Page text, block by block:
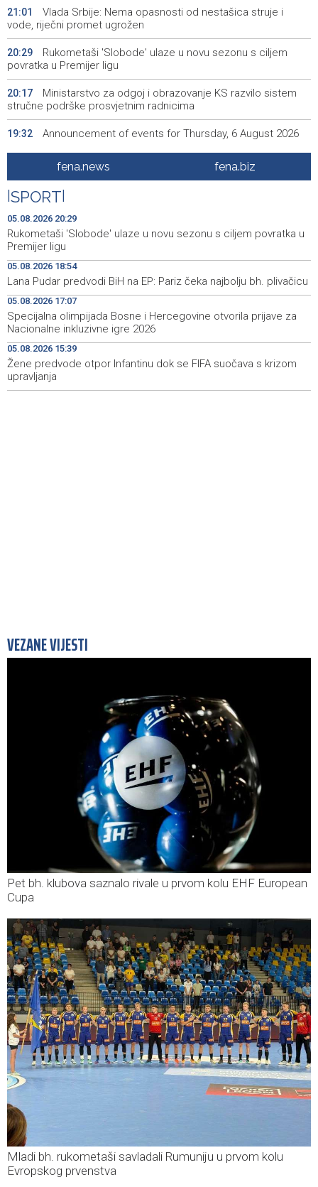
21:01
Vlada Srbije: Nema opasnosti od nestašica struje i
vode, riječni promet ugrožen
20:29
Rukometaši 'Slobode' ulaze u novu sezonu s ciljem
povratka u Premijer ligu
20:17
Ministarstvo za odgoj i obrazovanje KS razvilo sistem
stručne podrške prosvjetnim radnicima
19:32 Announcement of events for Thursday, 6 August 2026
Rise in electric scooter injuries among children; Biloš:
Head and facial injuries most common
19:25
Ministarstvo saobraćaja KS: Uskoro javna nabavka za
obnovu mosta u ulici Ive Andrića
19:15
Pomozi.ba pomaže Gazi - Od početka 2026. podijeljeno
40.000 toplih obroka, u augustu nove aktivnosti
19:12
Conference on representation of constituent peoples
and Others in BiH institutions on August 7
19:12
'Šetnica kulture' nastavljena modnom revijom i
predstavljanjem kozmetike
19:05
Prosecutor's Office indicts former Court of BiH
employee for alleged embezzlement
fena.news fena.biz
SPORT
05.08.2026 20:29
Rukometaši 'Slobode' ulaze u novu sezonu s ciljem povratka u
Premijer ligu
05.08.2026 18:54
Lana Pudar predvodi BiH na EP: Pariz čeka najbolju bh. plivačicu
05.08.2026 17:07
Specijalna olimpijada Bosne i Hercegovine otvorila prijave za
Nacionalne inkluzivne igre 2026
05.08.2026 15:39
Žene predvode otpor Infantinu dok se FIFA suočava s krizom
upravljanja
VEZANE VIJESTI
Pet bh. klubova saznalo rivale u prvom kolu EHF European
Cupa
Mladi bh. rukometaši savladali Rumuniju u prvom kolu
Evropskog prvenstva